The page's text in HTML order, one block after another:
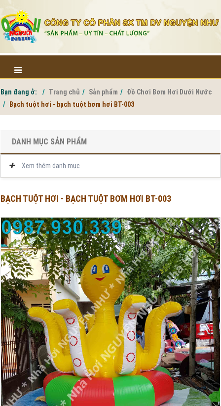
Bạn đang ở: Trang chủ Sản phẩm
Đồ Chơi Bơm Hơi Dưới Nước
Bạch tuột hơi - bạch tuột bơm hơi BT-003
DANH MỤC SẢN PHẨM
Xem thêm danh mục
BẠCH TUỘT HƠI - BẠCH TUỘT BƠM HƠI BT-003